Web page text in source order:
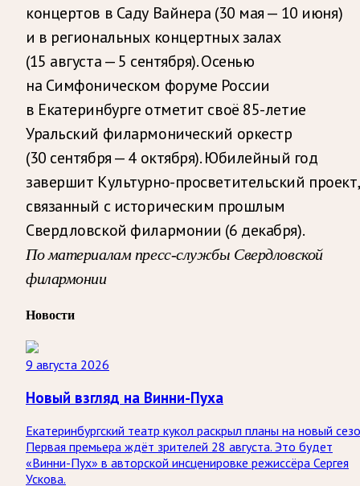
концертов в Саду Вайнера (30 мая — 10 июня)
и в региональных концертных залах
(15 августа — 5 сентября). Осенью
на Симфоническом форуме России
в Екатеринбурге отметит своё 85-летие
Уральский филармонический оркестр
(30 сентября — 4 октября). Юбилейный год
завершит Культурно-просветительский проект,
связанный с историческим прошлым
Свердловской филармонии (6 декабря).
По материалам пресс-службы Свердловской
филармонии
Новости
9 августа 2026
Новый взгляд на Винни-Пуха
Екатеринбургский театр кукол раскрыл планы на новый
Первая премьера ждёт зрителей 28 августа. Это будет
«Винни-Пух» в авторской инсценировке режиссёра Сергея
Ускова.